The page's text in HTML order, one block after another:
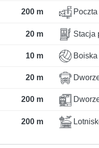
200 m
20 m
10 m
20 m
200 m
200 m
Poczta
Stacja
Boiska